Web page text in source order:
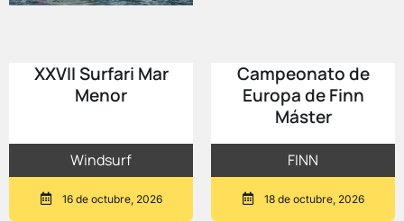
XXVII Surfari Mar
Menor
Windsurf
16 de octubre, 2026
Campeonato de
Europa de Finn
Máster
FINN
18 de octubre, 2026